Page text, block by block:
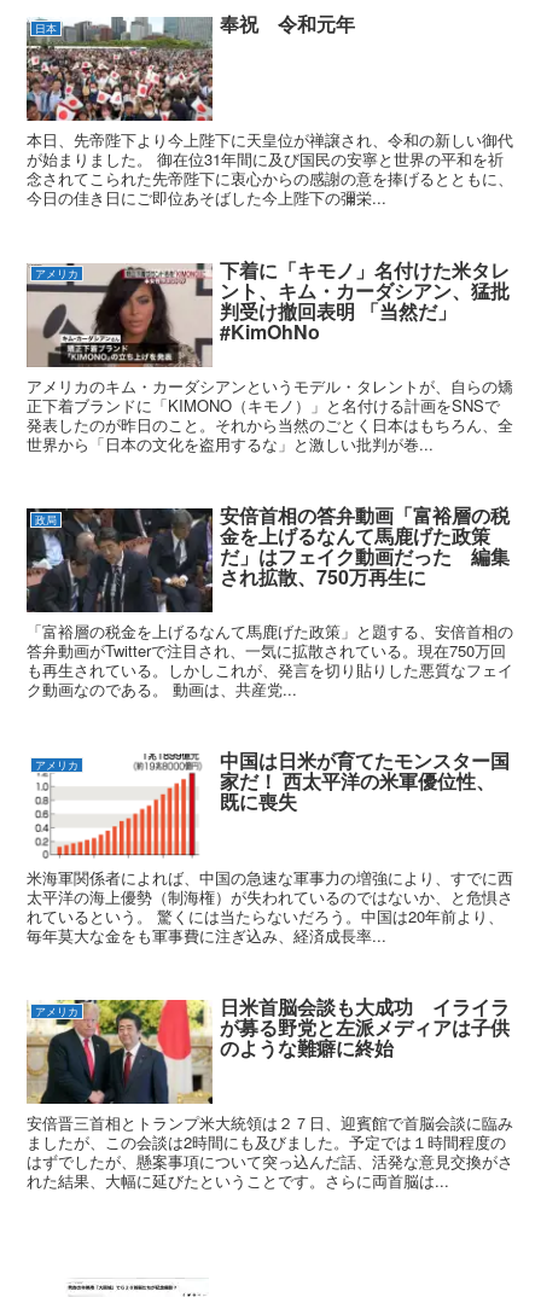
日本 奉祝 令和元年
本日、先帝陛下より今上陛下に天皇位が禅譲され、令和の新しい御代
が始まりました。 御在位31年間に及び国民の安寧と世界の平和を祈
念されてこられた先帝陛下に衷心からの感謝の意を捧げるとともに、
今日の佳き日にご即位あそばした今上陛下の彌栄...
アメリカ 下着に「キモノ」名付けた米タレ
ント、キム・カーダシアン、猛批
判受け撤回表明 「当然だ」
#KimOhNo
アメリカのキム・カーダシアンというモデル・タレントが、自らの矯
正下着ブランドに「KIMONO（キモノ）」と名付ける計画をSNSで
発表したのが昨日のこと。それから当然のごとく日本はもちろん、全
世界から「日本の文化を盗用するな」と激しい批判が巻...
政局 安倍首相の答弁動画「富裕層の税
金を上げるなんて馬鹿げた政策
だ」はフェイク動画だった 編集
され拡散、750万再生に
「富裕層の税金を上げるなんて馬鹿げた政策」と題する、安倍首相の
答弁動画がTwitterで注目され、一気に拡散されている。現在750万回
も再生されている。しかしこれが、発言を切り貼りした悪質なフェイ
ク動画なのである。 動画は、共産党...
アメリカ 中国は日米が育てたモンスター国
家だ！ 西太平洋の米軍優位性、
既に喪失
米海軍関係者によれば、中国の急速な軍事力の増強により、すでに西
太平洋の海上優勢（制海権）が失われているのではないか、と危惧さ
れているという。 驚くには当たらないだろう。中国は20年前より、
毎年莫大な金をも軍事費に注ぎ込み、経済成長率...
アメリカ 日米首脳会談も大成功 イライラ
が募る野党と左派メディアは子供
のような難癖に終始
安倍晋三首相とトランプ米大統領は２７日、迎賓館で首脳会談に臨み
ましたが、この会談は2時間にも及びました。予定では１時間程度の
はずでしたが、懸案事項について突っ込んだ話、活発な意見交換がさ
れた結果、大幅に延びたということです。さらに両首脳は...